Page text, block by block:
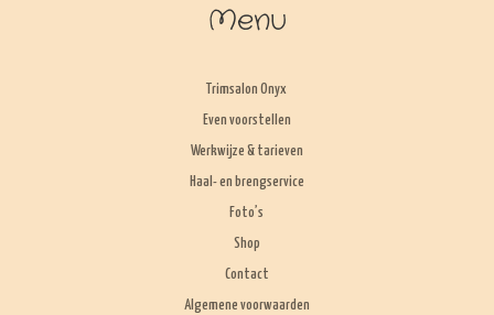
Menu
Trimsalon Onyx
Even voorstellen
Werkwijze & tarieven
Haal- en brengservice
Foto’s
Shop
Contact
Algemene voorwaarden